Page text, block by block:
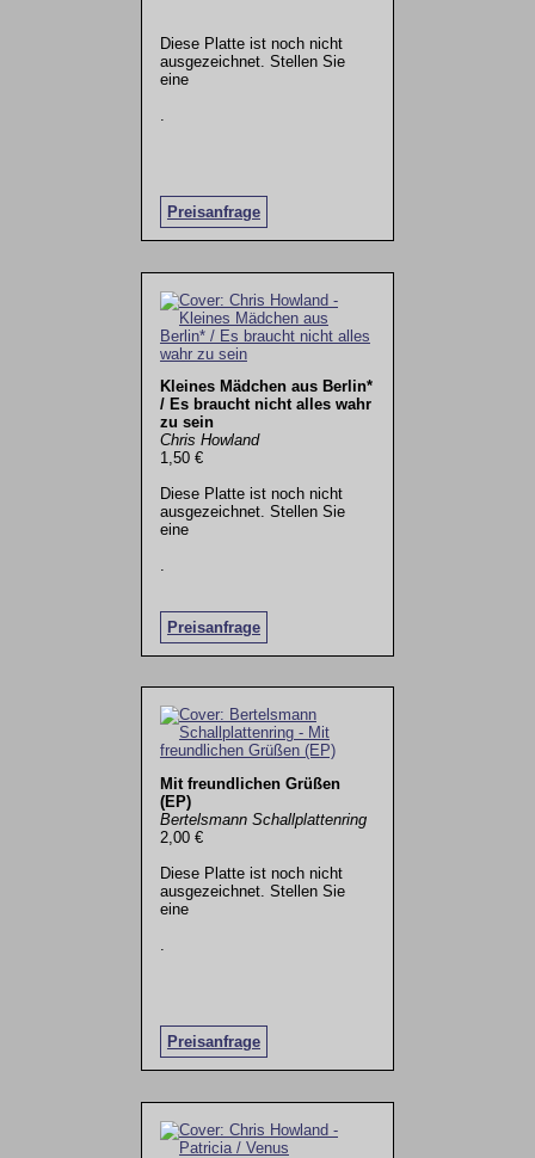
Diese Platte ist noch nicht
ausgezeichnet. Stellen Sie
eine
Preisanfrage
Kleines Mädchen aus Berlin*
/ Es braucht nicht alles wahr
zu sein
Chris Howland
1,50 €
Diese Platte ist noch nicht
ausgezeichnet. Stellen Sie
eine
Preisanfrage
.
Mit freundlichen Grüßen
(EP)
Bertelsmann Schallplattenring
2,00 €
Diese Platte ist noch nicht
ausgezeichnet. Stellen Sie
eine
Preisanfrage
.